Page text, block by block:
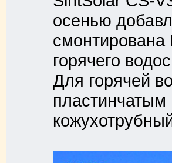
осенью
смонтирована
горячего
Для горячей